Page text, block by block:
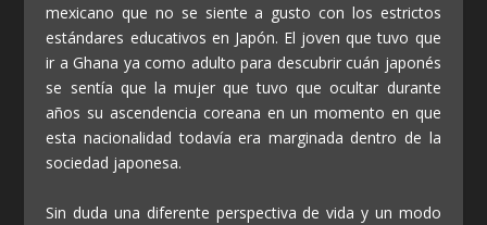
mexicano que no se siente a gusto con los estrictos
estándares educativos en Japón. El joven que tuvo que
ir a Ghana ya como adulto para descubrir cuán japonés
se sentía que la mujer que tuvo que ocultar durante
años su ascendencia coreana en un momento en que
esta nacionalidad todavía era marginada dentro de la
sociedad japonesa.
Sin duda una diferente perspectiva de vida y un modo